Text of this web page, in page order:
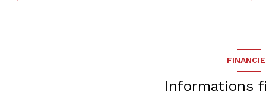
Informations